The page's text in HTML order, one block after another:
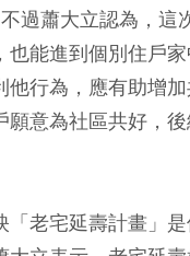
過蕭大立認為，這
能進到個別住戶家
他行為，應有助增
願意為社區共好，
「老宅延壽計畫」